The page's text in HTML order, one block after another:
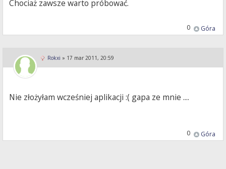
Chociaż zawsze warto próbować.
Góra
0
Rokxi » 17 mar 2011, 20:59
Nie złożyłam wcześniej aplikacji :( gapa ze mnie ....
Góra
0